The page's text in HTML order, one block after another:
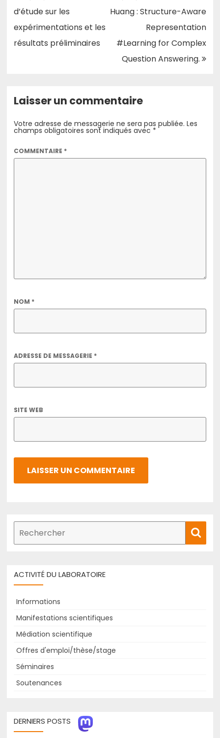
de
l’article
d’étude sur les
expérimentations et les
résultats préliminaires
Huang : Structure-Aware
Representation
#Learning for Complex
Question Answering.
Laisser un commentaire
Votre adresse de messagerie ne sera pas publiée. Les
champs obligatoires sont indiqués avec *
COMMENTAIRE *
NOM *
ADRESSE DE MESSAGERIE *
SITE WEB
de
ACTIVITÉ DU LABORATOIRE
Informations
Manifestations scientifiques
Médiation scientifique
Offres d'emploi/thèse/stage
Séminaires
Soutenances
DERNIERS POSTS